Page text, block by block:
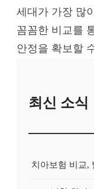
세대가 가장 많
꼼꼼한 비교를
안정을 확보할
최신 소식